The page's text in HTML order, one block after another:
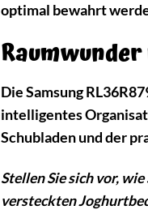
optimal bewahrt
Die Samsung
intelligentes
Schubladen und der
Stellen Sie sich vor,
versteckten